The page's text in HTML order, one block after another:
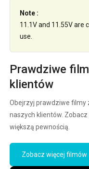
Note :
11.1V and 11.55V are
use.
Prawdziwe
klientów
Obejrzyj prawdziwe filmy
naszych klientów.
większą pewnością.
Zobacz więcej